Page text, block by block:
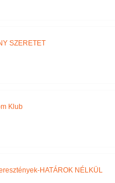
SZERETET
Klub
HATÁROK NÉLKÜL